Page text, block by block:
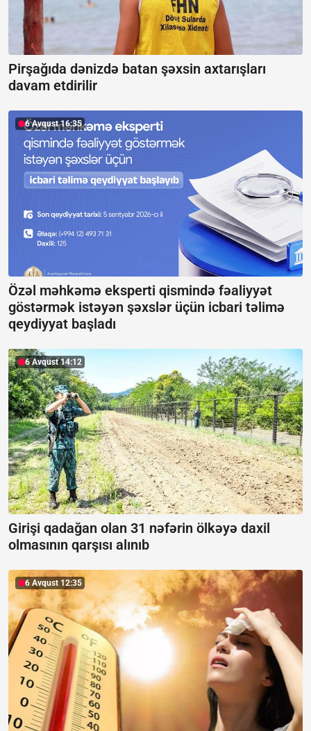
Pirşağıda dənizdə batan şəxsin axtarışları
davam etdirilir
6 Avqust 16:35
Özəl məhkəmə eksperti qismində fəaliyyət
göstərmək istəyən şəxslər üçün icbari təlimə
qeydiyyat başladı
6 Avqust 14:12
Girişi qadağan olan 31 nəfərin ölkəyə daxil
olmasının qarşısı alınıb
6 Avqust 12:35